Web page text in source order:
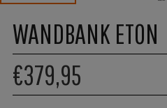
WANDBANK ETON
€379,95